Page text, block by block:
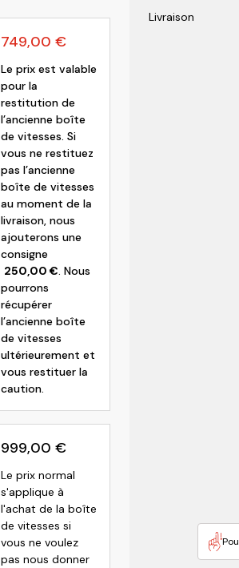
749,00 €
Le prix est valable
pour la
restitution de
l’ancienne boîte
de vitesses. Si
vous ne restituez
pas l’ancienne
boîte de vitesses
au moment de la
livraison, nous
ajouterons une
consigne
250,00 €. Nous
pourrons
récupérer
l’ancienne boîte
de vitesses
ultérieurement et
vous restituer la
caution.
999,00 €
Le prix normal
s'applique à
l'achat de la boîte
de vitesses si
vous ne voulez
pas nous donner
Livraison